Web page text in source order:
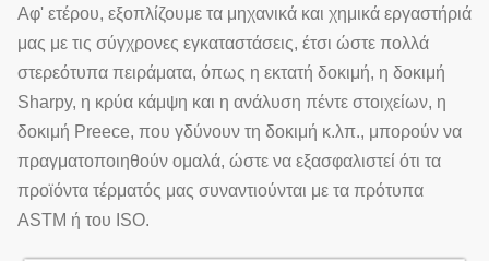
Αφ' ετέρου, εξοπλίζουμε τα μηχανικά και χημικά εργαστήριά
μας με τις σύγχρονες εγκαταστάσεις, έτσι ώστε πολλά
στερεότυπα πειράματα, όπως η εκτατή δοκιμή, η δοκιμή
Sharpy, η κρύα κάμψη και η ανάλυση πέντε στοιχείων, η
δοκιμή Preece, που γδύνουν τη δοκιμή κ.λπ., μπορούν να
πραγματοποιηθούν ομαλά, ώστε να εξασφαλιστεί ότι τα
προϊόντα τέρματός μας συναντιούνται με τα πρότυπα
ASTM ή του ISO.